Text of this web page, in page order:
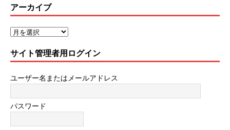
アーカイブ
サイト管理者用ログイン
ユーザー名またはメールアドレス
パスワード